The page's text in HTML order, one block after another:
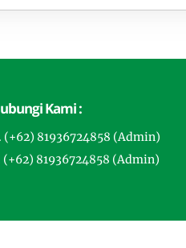
Kami :
(+62) 81936724858 (Admin)
(+62) 81936724858 (Admin)